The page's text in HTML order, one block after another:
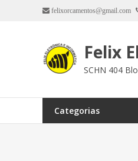
felixorcamentos@gmail.com
Felix
SCHN 404
Categorias